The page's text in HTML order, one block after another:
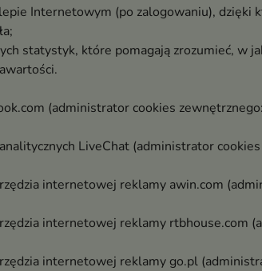
Internetowym (po zalogowaniu), dzięki
statystyk, które pomagają zrozumieć, w
(administrator cookies
LiveChat (administrator
internetowej reklamy awin.com
internetowej reklamy rtbhouse.com
internetowej reklamy go.pl